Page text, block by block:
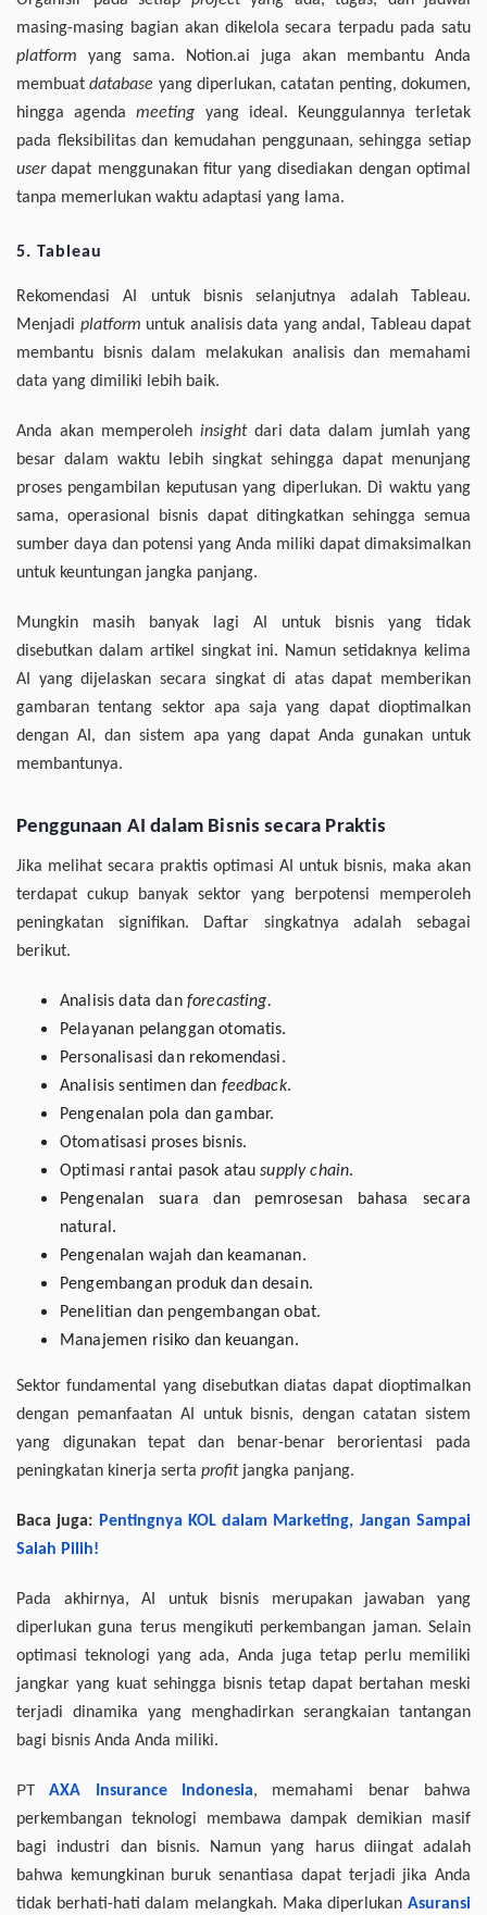
masing-masing bagian akan dikelola secara terpadu pada satu
platform yang sama. Notion.ai juga akan membantu Anda
membuatdatabase yang diperlukan, catatan penting, dokumen,
hingga agendameeting yang ideal. Keunggulannya terletak
pada fleksibilitas dan kemudahan penggunaan, sehingga setiap
userdapat menggunakan fitur yang disediakan dengan optimal
tanpa memerlukan waktu adaptasi yang lama.
5. Tableau
Rekomendasi AI untuk bisnis selanjutnya adalah Tableau.
Menjadi platform untuk analisis data yang andal, Tableau dapat
membantu bisnis dalam melakukan analisis dan memahami
data yang dimiliki lebih baik.
Anda akan memperoleh insightdari data dalam jumlah yang
besar dalam waktu lebih singkat sehingga dapat menunjang
proses pengambilan keputusan yang diperlukan. Di waktu yang
sama, operasional bisnis dapat ditingkatkan sehingga semua
sumber daya dan potensi yang Anda miliki dapat dimaksimalkan
untuk keuntungan jangka panjang.
Mungkin masih banyak lagi AI untuk bisnis yang tidak
disebutkan dalam artikel singkat ini. Namun setidaknya kelima
AI yang dijelaskan secara singkat di atas dapat memberikan
gambaran tentang sektor apa saja yang dapat dioptimalkan
dengan AI, dan sistem apa yang dapat Anda gunakan untuk
membantunya.
Penggunaan AI dalam Bisnis secara Praktis
Jika melihat secara praktis optimasi AI untuk bisnis, maka akan
terdapat cukup banyak sektor yang berpotensi memperoleh
peningkatan signifikan. Daftar singkatnya adalah sebagai
berikut.
Analisis data dan forecasting.
Pelayanan pelanggan otomatis.
Personalisasi dan rekomendasi.
Analisis sentimen dan feedback.
Pengenalan pola dan gambar.
Otomatisasi proses bisnis.
Optimasi rantai pasok atausupply chain.
Pengenalan suara dan pemrosesan bahasa secara
natural.
Pengenalan wajah dan keamanan.
Pengembangan produk dan desain.
Penelitian dan pengembangan obat.
Manajemen risiko dan keuangan.
Sektor fundamental yang disebutkan diatas dapat dioptimalkan
dengan pemanfaatan AI untuk bisnis, dengan catatan sistem
yang digunakan tepat dan benar-benar berorientasi pada
peningkatan kinerja serta profitjangka panjang.
Baca juga: Pentingnya KOL dalam Marketing, Jangan Sampai
Salah Pilih!
Pada akhirnya, AI untuk bisnis merupakan jawaban yang
diperlukan guna terus mengikuti perkembangan jaman. Selain
optimasi teknologi yang ada, Anda juga tetap perlu memiliki
jangkar yang kuat sehingga bisnis tetap dapat bertahan meski
terjadi dinamika yang menghadirkan serangkaian tantangan
bagi bisnis Anda Anda miliki.
PTAXA Insurance Indonesia, memahami benar bahwa
perkembangan teknologi membawa dampak demikian masif
bagi industri dan bisnis. Namun yang harus diingat adalah
bahwa kemungkinan buruk senantiasa dapat terjadi jika Anda
tidak berhati-hati dalam melangkah. Maka diperlukan Asuransi